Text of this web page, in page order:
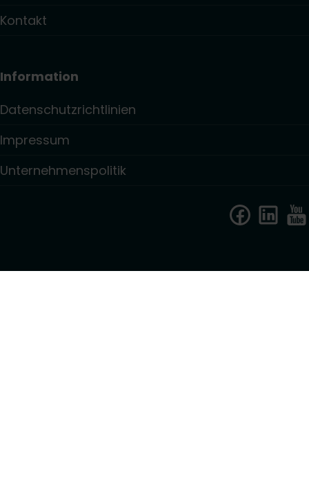
Kontakt
Information
Datenschutzrichtlinien
Impressum
Unternehmenspolitik